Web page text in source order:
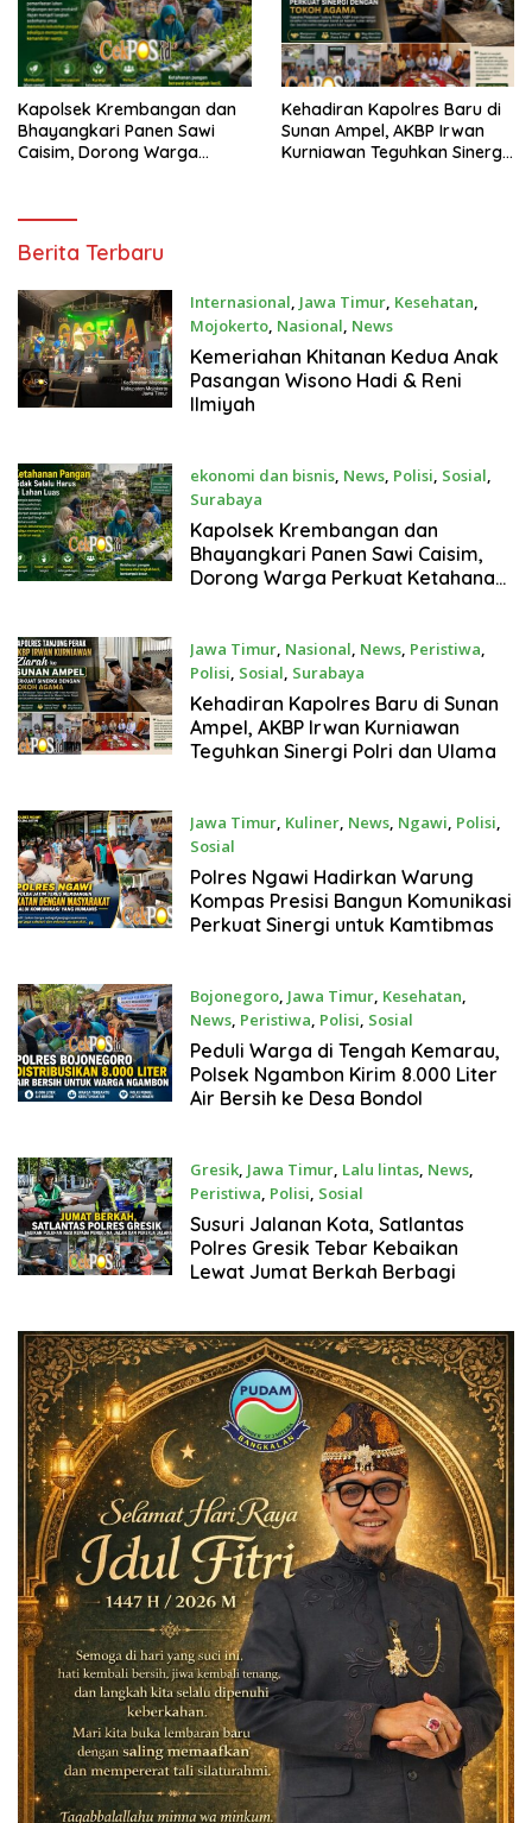
Kapolsek Krembangan dan
Bhayangkari Panen Sawi
Caisim, Dorong Warga
Kehadiran Kapolres Baru di
Sunan Ampel, AKBP Irwan
Kurniawan Teguhkan Sinergi
Media
Berita Terbaru
Internasional, Jawa Timur, Kesehatan,
Mojokerto, Nasional, News
Agustus 9, 2026
Kemeriahan Khitanan Kedua Anak
Pasangan Wisono Hadi & Reni
Ilmiyah
ekonomi dan bisnis, News, Polisi, Sosial,
Surabaya
Agustus 8, 2026
Kapolsek Krembangan dan
Bhayangkari Panen Sawi Caisim,
Dorong Warga Perkuat Ketahanan
Jawa Timur, Nasional, News, Peristiwa,
Polisi, Sosial, Surabaya
Agustus 8, 2026
Kehadiran Kapolres Baru di Sunan
Ampel, AKBP Irwan Kurniawan
Teguhkan Sinergi Polri dan Ulama
Jawa Timur, Kuliner, News, Ngawi, Polisi,
Sosial
Agustus 8, 2026
Polres Ngawi Hadirkan Warung
Kompas Presisi Bangun Komunikasi
Perkuat Sinergi untuk Kamtibmas
Bojonegoro, Jawa Timur, Kesehatan,
News, Peristiwa, Polisi, Sosial
Agustus 8, 2026
Peduli Warga di Tengah Kemarau,
Polsek Ngambon Kirim 8.000 Liter
Air Bersih ke Desa Bondol
Gresik, Jawa Timur, Lalu lintas, News,
Peristiwa, Polisi, Sosial
Agustus 8, 2026
Susuri Jalanan Kota, Satlantas
Polres Gresik Tebar Kebaikan
Lewat Jumat Berkah Berbagi